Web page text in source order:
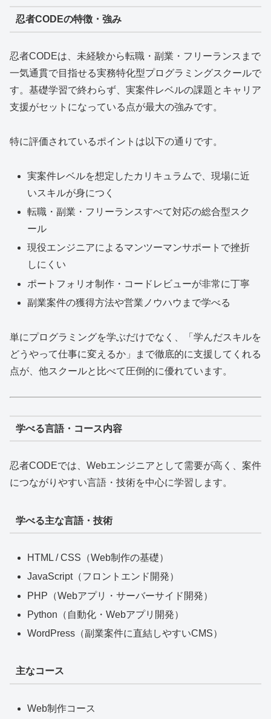
忍者CODEの特徴・強み
忍者CODEは、未経験から転職・副業・フリーランスまで
一気通貫で目指せる実務特化型プログラミングスクールで
す。基礎学習で終わらず、実案件レベルの課題とキャリア
支援がセットになっている点が最大の強みです。
特に評価されているポイントは以下の通りです。
実案件レベルを想定したカリキュラムで、現場に近
いスキルが身につく
転職・副業・フリーランスすべて対応の総合型スク
ール
現役エンジニアによるマンツーマンサポートで挫折
しにくい
ポートフォリオ制作・コードレビューが非常に丁寧
副業案件の獲得方法や営業ノウハウまで学べる
単にプログラミングを学ぶだけでなく、「学んだスキルを
どうやって仕事に変えるか」まで徹底的に支援してくれる
点が、他スクールと比べて圧倒的に優れています。
学べる言語・コース内容
忍者CODEでは、Webエンジニアとして需要が高く、案件
につながりやすい言語・技術を中心に学習します。
学べる主な言語・技術
HTML / CSS（Web制作の基礎）
JavaScript（フロントエンド開発）
PHP（Webアプリ・サーバーサイド開発）
Python（自動化・Webアプリ開発）
WordPress（副業案件に直結しやすいCMS）
主なコース
Web制作コース